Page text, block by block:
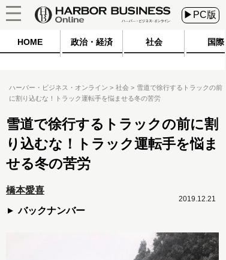
▶PC版
HOME 政治・経済 社会 国際
ハーバー・ビジネス・オンライン 社会
雪道で徐行するトラックの前
に割り込むな！トラック運転手を悩ませる冬の苦労
雪道で徐行するトラックの前に割
り込むな！トラック運転手を悩ま
せる冬の苦労
橋本愛喜
バックナンバー
2019.12.21